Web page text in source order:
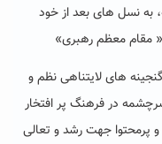
به نسل های بعد از خود
رهبری»
های لایتناهی نظم و
در فرهنگ پر افتخار
و پرمحتوا جهت رشد و تعالی